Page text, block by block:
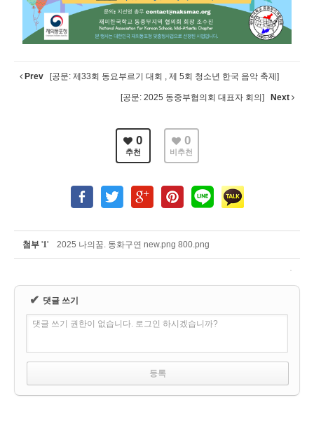
Prev [공문: 제33회 동요부르기 대회 , 제 5회 청소년 한국 음악 축제]
[공문: 2025 동중부협의회 대표자 회의] Next
0
추천
0
비추천
첨부 '1' 2025 나의꿈. 동화구연 new.png 800.png
✔ 댓글 쓰기
댓글 쓰기 권한이 없습니다. 로그인 하시겠습니까?